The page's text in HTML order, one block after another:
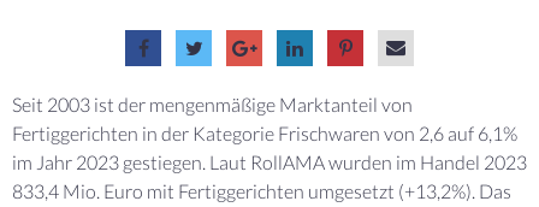
Seit 2003 ist der mengenmäßige Marktanteil von
Fertiggerichten in der Kategorie Frischwaren von 2,6 auf 6,1%
im Jahr 2023 gestiegen. Laut RollAMA wurden im Handel 2023
833,4 Mio. Euro mit Fertiggerichten umgesetzt (+13,2%). Das